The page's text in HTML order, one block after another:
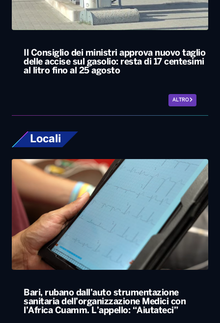
Il Consiglio dei ministri approva nuovo taglio
delle accise sul gasolio: resta di 17 centesimi
al litro fino al 25 agosto
ALTRO
Locali
Bari, rubano dall’auto strumentazione
sanitaria dell’organizzazione Medici con
l’Africa Cuamm. L’appello: “Aiutateci”